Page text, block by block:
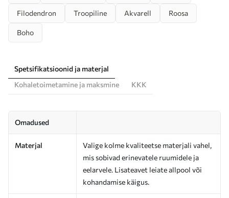
Filodendron Troopiline Akvarell Roosa
Boho
Spetsifikatsioonid ja materjal
Kohaletoimetamine ja maksmine
KKK
Omadused
Materjal
Valige kolme kvaliteetse materjali vahel,
mis sobivad erinevatele ruumidele ja
eelarvele. Lisateavet leiate allpool või
kohandamise käigus.